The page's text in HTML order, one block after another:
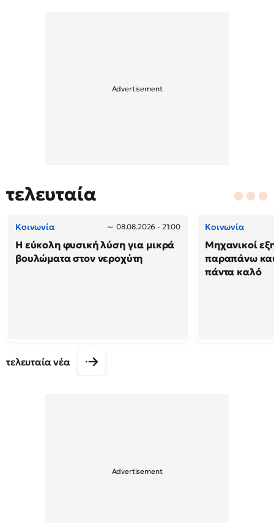
τελευταία
Κοινωνία 08.08.2026 - 21:00
Η εύκολη φυσική λύση για μικρά
βουλώματα στον νεροχύτη
Κοινωνία
Μηχανικοί
παραπάνω
πάντα καλό
τελευταία νέα